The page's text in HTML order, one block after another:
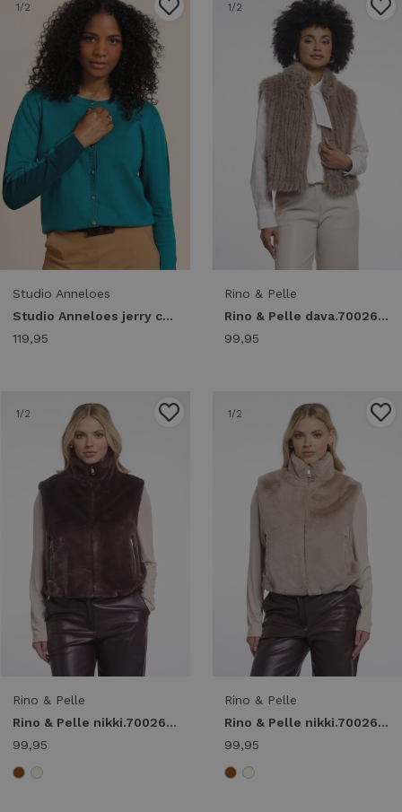
1/2
Studio Anneloes
Studio Anneloes jerry colourblock cardigan 14066 Vest 8182 light teal/teal
119,95
1/2
Rino & Pelle
Rino & Pelle dava.7002611 waistcoat with closure Gilets 11100 mocha latte
99,95
1/2
Rino & Pelle
Rino & Pelle nikki.7002611 short faux fur waistcoat Vest 10873 chocolate bean
99,95
1/2
Rino & Pelle
Rino & Pelle nikki.7002611 short faux fur waistcoat Vest 10866 oat
99,95